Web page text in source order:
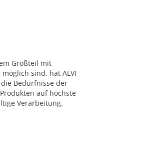
Großteil mit
sind, hat ALVI
Bedürfnisse der
auf höchste
Verarbeitung.